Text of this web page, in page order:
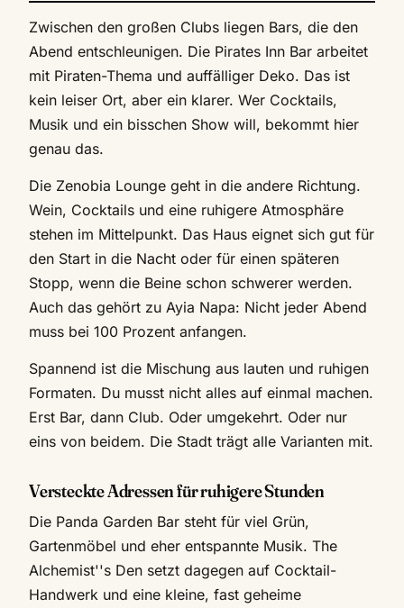
Zwischen den großen Clubs liegen Bars, die den
Abend entschleunigen. Die Pirates Inn Bar arbeitet
mit Piraten-Thema und auffälliger Deko. Das ist
kein leiser Ort, aber ein klarer. Wer Cocktails,
Musik und ein bisschen Show will, bekommt hier
genau das.
Die Zenobia Lounge geht in die andere Richtung.
Wein, Cocktails und eine ruhigere Atmosphäre
stehen im Mittelpunkt. Das Haus eignet sich gut für
den Start in die Nacht oder für einen späteren
Stopp, wenn die Beine schon schwerer werden.
Auch das gehört zu Ayia Napa: Nicht jeder Abend
muss bei 100 Prozent anfangen.
Spannend ist die Mischung aus lauten und ruhigen
Formaten. Du musst nicht alles auf einmal machen.
Erst Bar, dann Club. Oder umgekehrt. Oder nur
eins von beidem. Die Stadt trägt alle Varianten mit.
Versteckte Adressen für ruhigere Stunden
Die Panda Garden Bar steht für viel Grün,
Gartenmöbel und eher entspannte Musik. The
Alchemist''s Den setzt dagegen auf Cocktail-
Handwerk und eine kleine, fast geheime